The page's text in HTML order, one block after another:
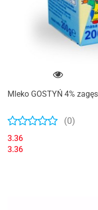
Mleko GOSTYŃ 4%
(0)
3.36
3.36